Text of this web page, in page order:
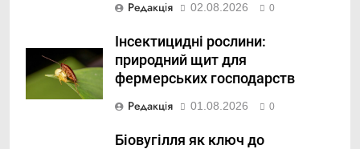
Редакція 02.08.2026 0
Інсектицидні рослини:
природний щит для
фермерських господарств
Редакція 01.08.2026 0
Біовугілля як ключ до